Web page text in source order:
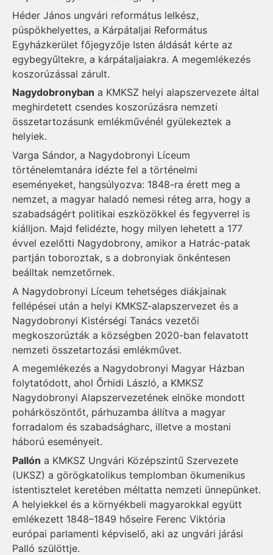
Héder János ungvári református lelkész,
püspökhelyettes, a Kárpátaljai Református
Egyházkerület főjegyzője Isten áldását kérte az
egybegyűltekre, a kárpátaljaiakra. A megemlékezés
koszorúzással zárult.
Nagydobronyban a KMKSZ helyi alapszervezete által
meghirdetett csendes koszorúzásra nemzeti
összetartozásunk emlékművénél gyülekeztek a
helyiek.
Varga Sándor, a Nagydobronyi Líceum
történelemtanára idézte fel a történelmi
eseményeket, hangsúlyozva: 1848-ra érett meg a
nemzet, a magyar haladó nemesi réteg arra, hogy a
szabadságért politikai eszközökkel és fegyverrel is
kiálljon. Majd felidézte, hogy milyen lehetett a 177
évvel ezelőtti Nagydobrony, amikor a Hatrác-patak
partján toboroztak, s a dobronyiak önkéntesen
beálltak nemzetőrnek.
A Nagydobronyi Líceum tehetséges diákjainak
fellépései után a helyi KMKSZ-alapszervezet és a
Nagydobronyi Kistérségi Tanács vezetői
megkoszorúzták a községben 2020-ban felavatott
nemzeti összetartozási emlékművet.
A megemlékezés a Nagydobronyi Magyar Házban
folytatódott, ahol Őrhidi László, a KMKSZ
Nagydobronyi Alapszervezetének elnöke mondott
pohárköszöntőt, párhuzamba állítva a magyar
forradalom és szabadságharc, illetve a mostani
háború eseményeit.
Pallón a KMKSZ Ungvári Középszintű Szervezete
(UKSZ) a görögkatolikus templomban ökumenikus
istentisztelet keretében méltatta nemzeti ünnepünket.
A helyiekkel és a környékbeli magyarokkal együtt
emlékezett 1848–1849 hőseire Ferenc Viktória
európai parlamenti képviselő, aki az ungvári járási
Palló szülöttje.